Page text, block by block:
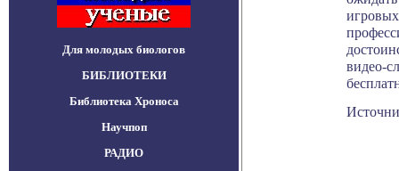
Для молодых биологов
БИБЛИОТЕКИ
Библиотека Хроноса
Научпоп
РАДИО
видео-